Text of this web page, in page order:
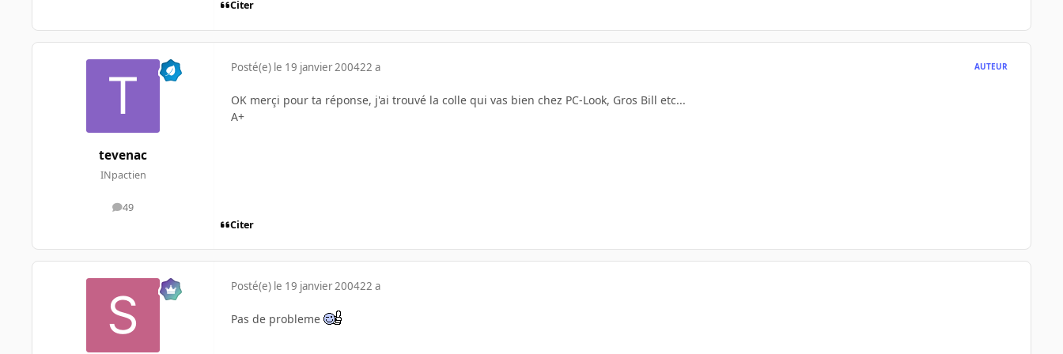
Citer
tevenac
INpactien
49
messages
Posté(e) le 19 janvier 200422 a AUTEUR
OK merçi pour ta réponse, j'ai trouvé la colle qui vas bien chez PC-Look, Gros Bill etc...
A+
Citer
Posté(e) le 19 janvier 200422 a
Pas de probleme